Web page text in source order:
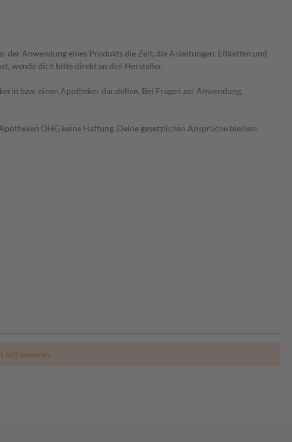
Anwendung eines Produkts die Zeit, die Anleitungen, Etiketten und
wende dich bitte direkt an den Hersteller.
bzw. einen Apotheker darstellen. Bei Fragen zur Anwendung,
OHG keine Haftung. Deine gesetzlichen Ansprüche bleiben
mit anderen.